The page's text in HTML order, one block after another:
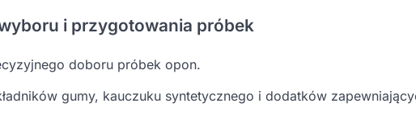
i przygotowania próbek
doboru próbek opon.
gumy, kauczuku syntetycznego i dodatków